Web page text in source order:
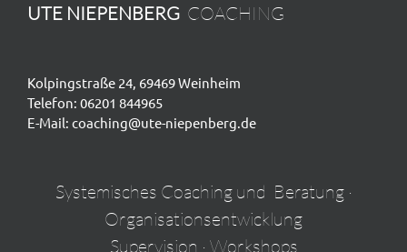
UTE NIEPENBERG COACHING
Kolpingstraße 24, 69469 Weinheim
Telefon: 06201 844965
E-Mail: coaching@ute-niepenberg.de
Systemisches Coaching und Beratung ·
Organisationsentwicklung
Supervision · Workshops